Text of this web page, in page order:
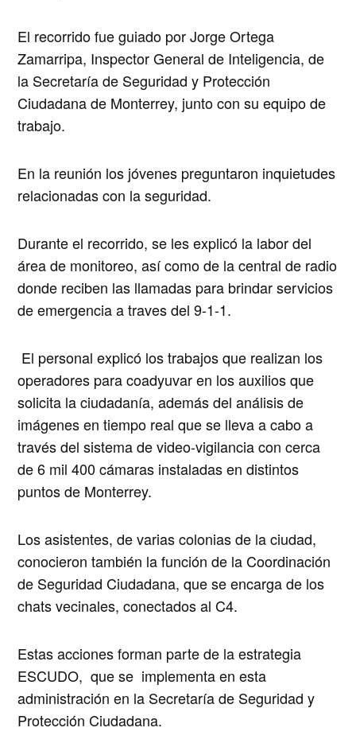
El recorrido fue guiado por Jorge Ortega
Zamarripa, Inspector General de Inteligencia, de
la Secretaría de Seguridad y Protección
Ciudadana de Monterrey, junto con su equipo de
trabajo.
En la reunión los jóvenes preguntaron inquietudes
relacionadas con la seguridad.
Durante el recorrido, se les explicó la labor del
área de monitoreo, así como de la central de radio
donde reciben las llamadas para brindar servicios
de emergencia a traves del 9-1-1.
El personal explicó los trabajos que realizan los
operadores para coadyuvar en los auxilios que
solicita la ciudadanía, además del análisis de
imágenes en tiempo real que se lleva a cabo a
través del sistema de video-vigilancia con cerca
de 6 mil 400 cámaras instaladas en distintos
puntos de Monterrey.
Los asistentes, de varias colonias de la ciudad,
conocieron también la función de la Coordinación
de Seguridad Ciudadana, que se encarga de los
chats vecinales, conectados al C4.
Estas acciones forman parte de la estrategia
ESCUDO, que se implementa en esta
administración en la Secretaría de Seguridad y
Protección Ciudadana.